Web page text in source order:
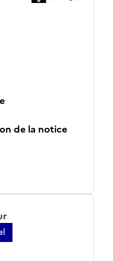
de la notice